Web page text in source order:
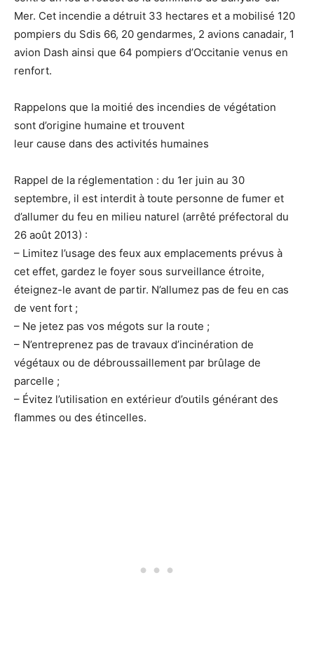
Mer. Cet incendie a détruit 33 hectares et a mobilisé 120
pompiers du Sdis 66, 20 gendarmes, 2 avions canadair, 1
avion Dash ainsi que 64 pompiers d’Occitanie venus en
renfort.
Rappelons que la moitié des incendies de végétation
sont d’origine humaine et trouvent
leur cause dans des activités humaines
Rappel de la réglementation : du 1er juin au 30
septembre, il est interdit à toute personne de fumer et
d’allumer du feu en milieu naturel (arrêté préfectoral du
26 août 2013) :
– Limitez l’usage des feux aux emplacements prévus à
cet effet, gardez le foyer sous surveillance étroite,
éteignez-le avant de partir. N’allumez pas de feu en cas
de vent fort ;
– Ne jetez pas vos mégots sur la route ;
– N’entreprenez pas de travaux d’incinération de
végétaux ou de débroussaillement par brûlage de
parcelle ;
– Évitez l’utilisation en extérieur d’outils générant des
flammes ou des étincelles.